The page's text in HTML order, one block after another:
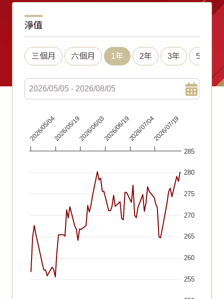
淨值
三個月 六個月 1年 2年 3年 5年
Line chart with 67 data points.
The chart has 1 X axis displaying Time. Data ranges
255
260
265
270
275
280
285
2026/05/042026/05/192026/06/032026/06/192026/07/042026/07/19